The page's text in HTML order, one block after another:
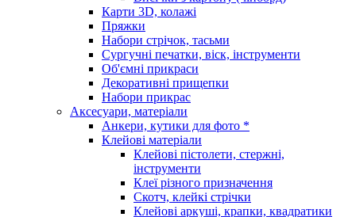
Карти 3D, колажі
Пряжки
Набори стрічок, тасьми
Сургучні печатки, віск, інструменти
Об'ємні прикраси
Декоративні прищепки
Набори прикрас
Аксесуари, матеріали
Анкери, кутики для фото *
Клейові матеріали
Клейові пістолети, стержні,
інструменти
Клеї різного призначення
Скотч, клейкі стрічки
Клейові аркуші, крапки, квадратики